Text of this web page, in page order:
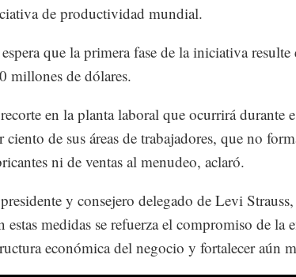
de productividad mundial.
que la primera fase de la iniciativa
millones de dólares.
en la planta laboral que ocurrirá durante
ciento de sus áreas de trabajadores, que no
ni de ventas al menudeo, aclaró.
y consejero delegado de Levi
estas medidas se refuerza el compromiso de la
económica del negocio y fortalecer aún